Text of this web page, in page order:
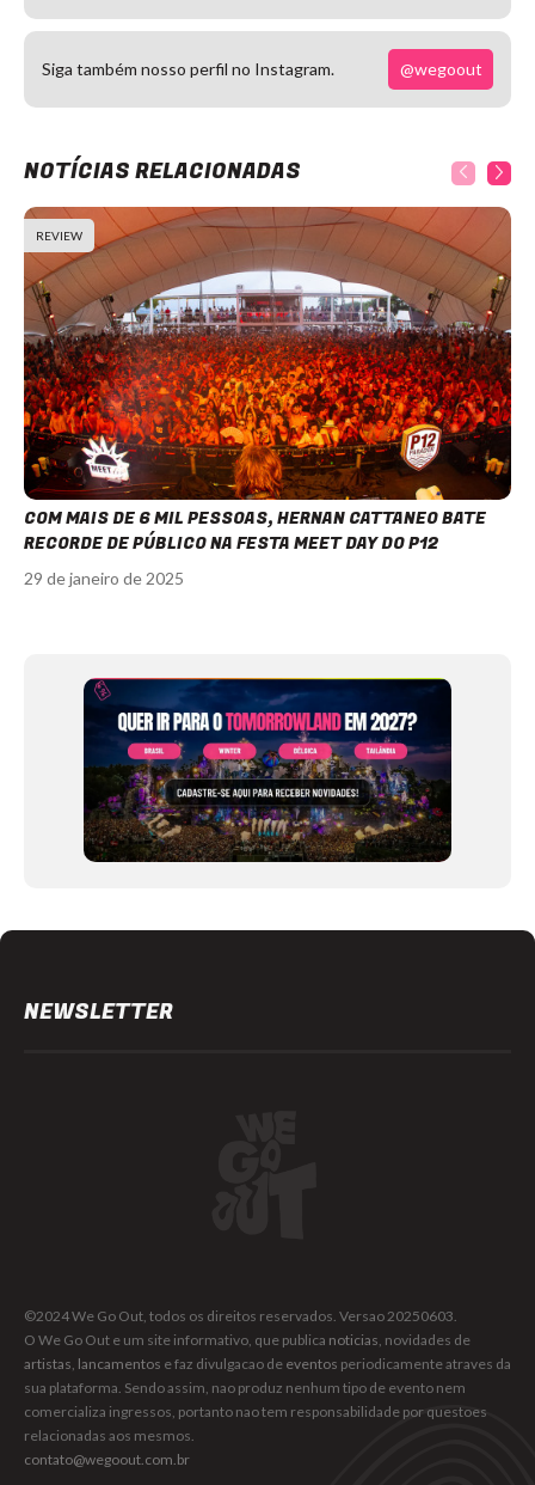
Siga também nosso perfil no Instagram. @wegoout
NOTÍCIAS RELACIONADAS
REVIEW
COM MAIS DE 6 MIL PESSOAS, HERNAN CATTANEO BATE
RECORDE DE PÚBLICO NA FESTA MEET DAY DO P12
29 de janeiro de 2025
NEWSLETTER
©2024 We Go Out, todos os direitos reservados. Versao 20250603.
O We Go Out e um site informativo, que publica noticias, novidades de
artistas, lancamentos e faz divulgacao de eventos periodicamente atraves da
sua plataforma. Sendo assim, nao produz nenhum tipo de evento nem
comercializa ingressos, portanto nao tem responsabilidade por questoes
relacionadas aos mesmos.
contato@wegoout.com.br